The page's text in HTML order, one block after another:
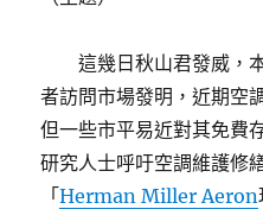
這幾日秋山君發威，
者訪問市場發明，近期空
但一些市平易近對其免費
研究人士呼吁空調維護修
「Herman Miller Aeron